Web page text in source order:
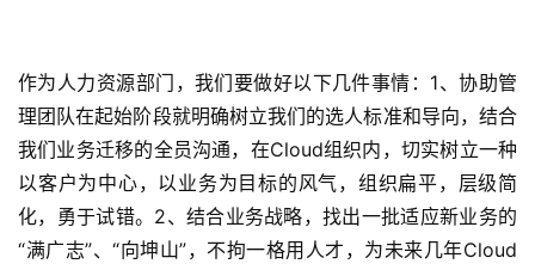
作为人力资源部门，我们要做好以下几件事情：1、协助管
理团队在起始阶段就明确树立我们的选人标准和导向，结合
我们业务迁移的全员沟通，在Cloud组织内，切实树立一种
以客户为中心，以业务为目标的风气，组织扁平，层级简
化，勇于试错。2、结合业务战略，找出一批适应新业务的
“满广志”、“向坤山”，不拘一格用人才，为未来几年Cloud